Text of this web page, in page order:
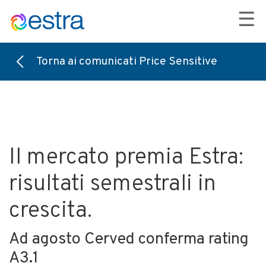
☰
Torna ai comunicati Price Sensitive
Il mercato premia Estra:
risultati semestrali in
crescita.
Ad agosto Cerved conferma rating
A3.1